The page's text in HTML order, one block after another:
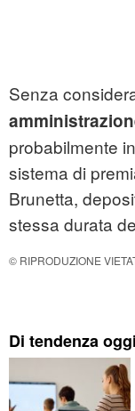
Senza
probabilmente
sistema di
Brunetta,
stessa durata
© RIPRODUZIONE
Di tendenza oggi